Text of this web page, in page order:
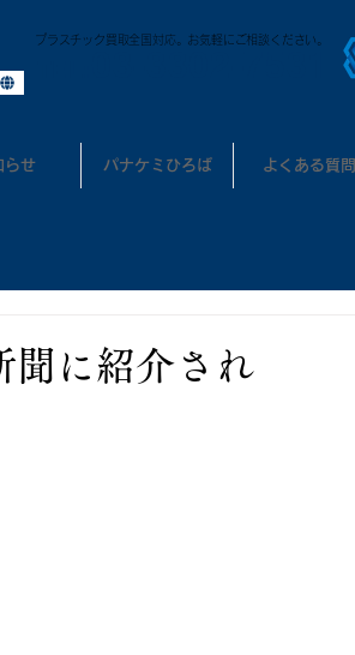
プラスチック買取全国対応。お気軽にご相談ください。
らせ パナケミひろば よくある質問
聞に紹介され